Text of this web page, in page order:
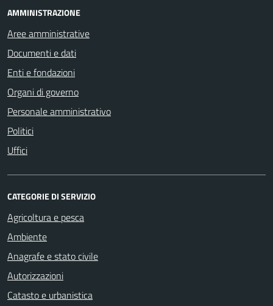
AMMINISTRAZIONE
Aree amministrative
Documenti e dati
Enti e fondazioni
Organi di governo
Personale amministrativo
Politici
Uffici
CATEGORIE DI SERVIZIO
Agricoltura e pesca
Ambiente
Anagrafe e stato civile
Autorizzazioni
Catasto e urbanistica